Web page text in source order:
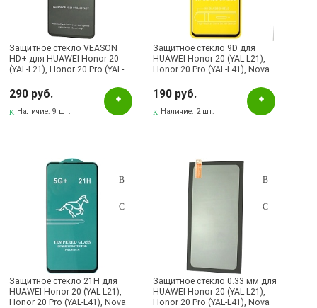
Лениногорск, ул.Кутузова, 9А, (БРИЗ)
Октябрьский, пр-кт Ленина, 59/1 (ВЕРБА)
Защитное стекло VEASON
HD+ для HUAWEI Honor 20
(YAL-L21), Honor 20 Pro (YAL-
окантовки черный
290 руб.
Наличие:9 шт.
Защитное стекло 9D для
HUAWEI Honor 20 (YAL-L21),
Honor 20 Pro (YAL-L41), Nova
черный
190 руб.
Наличие: 2 шт.
Защитное стекло 21H для
HUAWEI Honor 20 (YAL-L21),
Honor 20 Pro (YAL-L41), Nova
Защитное стекло 0.33 мм для
HUAWEI Honor 20 (YAL-L21),
Honor 20 Pro (YAL-L41), Nova